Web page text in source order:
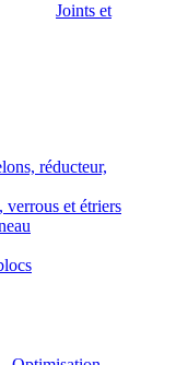
Joints et
réducteur,
verrous et étriers